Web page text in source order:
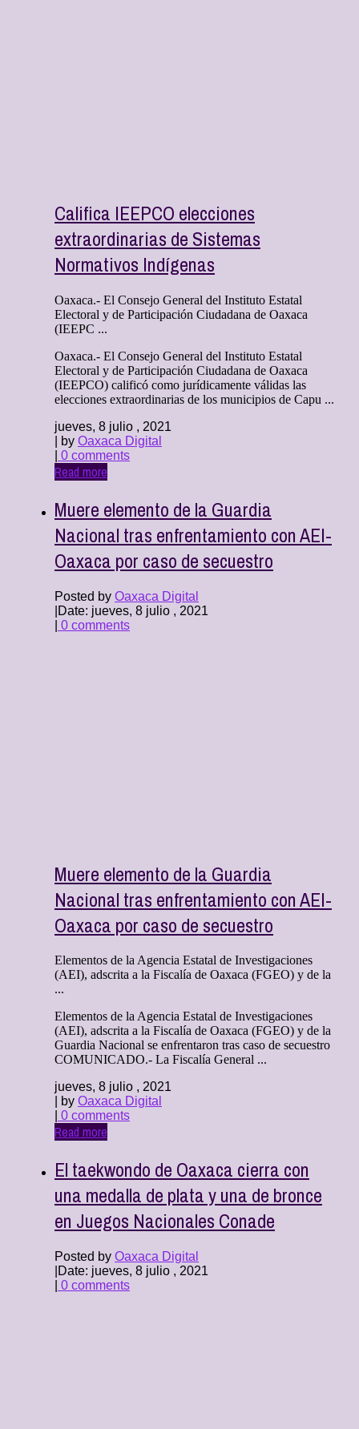
Califica IEEPCO elecciones
extraordinarias de Sistemas
Normativos Indígenas
Oaxaca.- El Consejo General del Instituto Estatal
Electoral y de Participación Ciudadana de Oaxaca
(IEEPC ...
Oaxaca.- El Consejo General del Instituto Estatal
Electoral y de Participación Ciudadana de Oaxaca
(IEEPCO) calificó como jurídicamente válidas las
elecciones extraordinarias de los municipios de Capu ...
jueves, 8 julio , 2021
| by Oaxaca Digital
0 comments
Read more
Muere elemento de la Guardia
Nacional tras enfrentamiento con AEI-
Oaxaca por caso de secuestro
Posted by Oaxaca Digital
Date: jueves, 8 julio , 2021
0 comments
Muere elemento de la Guardia
Nacional tras enfrentamiento con AEI-
Oaxaca por caso de secuestro
Elementos de la Agencia Estatal de Investigaciones
(AEI), adscrita a la Fiscalía de Oaxaca (FGEO) y de la
...
Elementos de la Agencia Estatal de Investigaciones
(AEI), adscrita a la Fiscalía de Oaxaca (FGEO) y de la
Guardia Nacional se enfrentaron tras caso de secuestro
COMUNICADO.- La Fiscalía General ...
jueves, 8 julio , 2021
| by Oaxaca Digital
0 comments
Read more
El taekwondo de Oaxaca cierra con
una medalla de plata y una de bronce
en Juegos Nacionales Conade
Posted by Oaxaca Digital
Date: jueves, 8 julio , 2021
0 comments